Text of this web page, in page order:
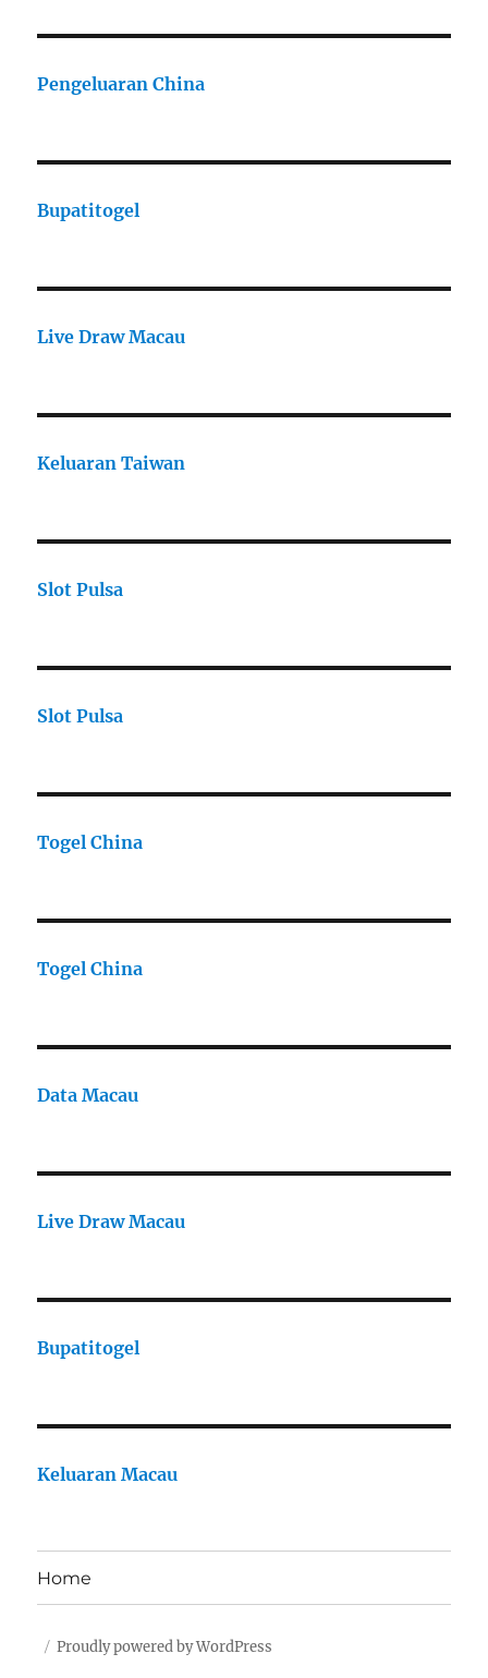
Pengeluaran China
Bupatitogel
Live Draw Macau
Keluaran Taiwan
Slot Pulsa
Slot Pulsa
Togel China
Togel China
Data Macau
Live Draw Macau
Bupatitogel
Keluaran Macau
Home
Proudly powered by WordPress